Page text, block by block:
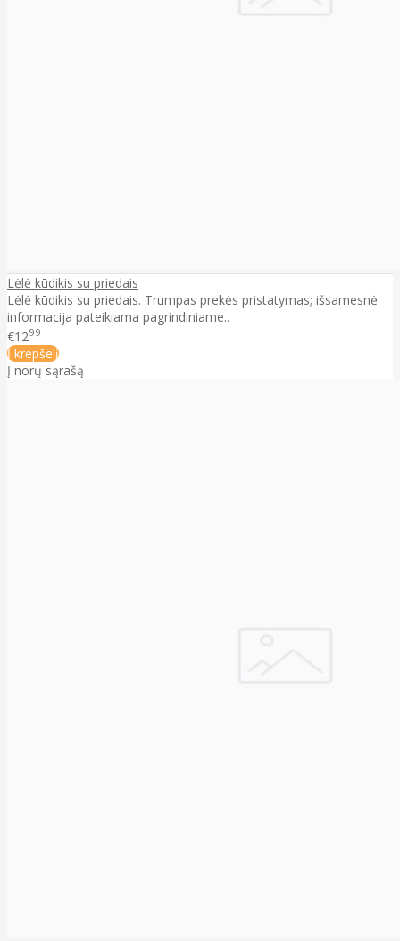
Lėlė kūdikis su priedais
Lėlė kūdikis su priedais. Trumpas prekės pristatymas; išsamesnė
informacija pateikiama pagrindiniame..
€1299
Į krepšelį
Į norų sąrašą